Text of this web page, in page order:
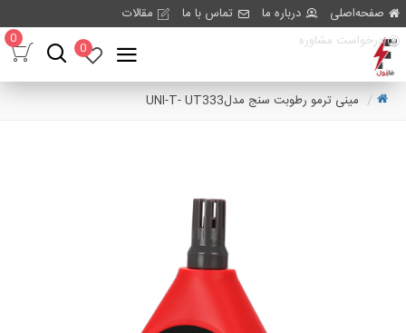
صفحه‌اصلی درباره ما تماس با ما
مقالات
درخواست مشاوره
0
0
مینی ترمو رطوبت سنج مدلUNI-T- UT333